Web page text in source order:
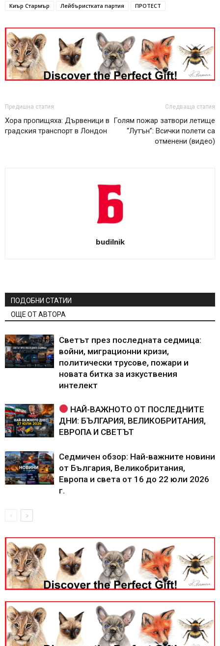
Киър Стармър Лейбъристката партия ПРОТЕСТ
Предишна статия
Хора пропищяха: Дървеници в
градския транспорт в Лондон
Следваща статия
Голям пожар затвори летище
“Лутън”: Всички полети са
отменени (видео)
budilnik
ПОДОБНИ СТАТИИ
ОЩЕ ОТ АВТОРА
Светът през последната седмица:
войни, миграционни кризи,
политически трусове, пожари и
новата битка за изкуствения
интелект
НАЙ-ВАЖНОТО ОТ ПОСЛЕДНИТЕ
ДНИ: БЪЛГАРИЯ, ВЕЛИКОБРИТАНИЯ,
ЕВРОПА И СВЕТЪТ
Седмичен обзор: Най-важните новини
от България, Великобритания,
Европа и света от 16 до 22 юли 2026
г.